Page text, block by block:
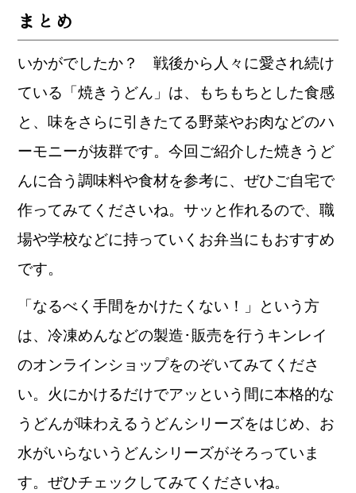
まとめ
いかがでしたか？ 戦後から人々に愛され続け
ている「焼きうどん」は、もちもちとした食感
と、味をさらに引きたてる野菜やお肉などのハ
ーモニーが抜群です。今回ご紹介した焼きうど
んに合う調味料や食材を参考に、ぜひご自宅で
作ってみてくださいね。サッと作れるので、職
場や学校などに持っていくお弁当にもおすすめ
です。
「なるべく手間をかけたくない！」という方
は、冷凍めんなどの製造･販売を行うキンレイ
のオンラインショップをのぞいてみてくださ
い。火にかけるだけでアッという間に本格的な
うどんが味わえるうどんシリーズをはじめ、お
水がいらないうどんシリーズがそろっていま
す。ぜひチェックしてみてくださいね。